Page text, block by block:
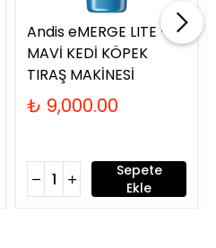
Andis eMERGE LITE -
MAVİ KEDİ KÖPEK
TIRAŞ MAKİNESİ
₺ 9,000.00
Sepete
Ekle